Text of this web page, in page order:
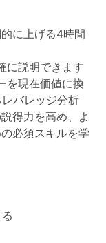
に上げる4時間
に説明できます
を現在価値に換
バレッジ分析
得力を高め、よ
必須スキルを学